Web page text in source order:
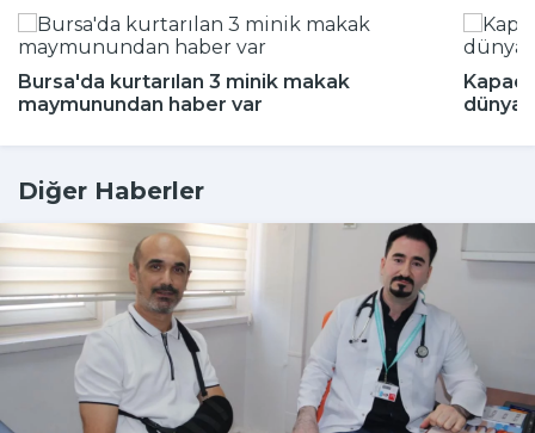
Bursa'da kurtarılan 3 minik makak
maymunundan haber var
Diğer Haberler